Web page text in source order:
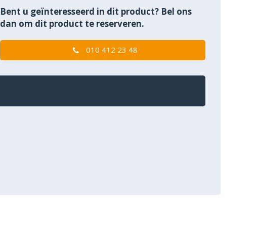
Bent u geïnteresseerd in dit product? Bel ons
dan om dit product te reserveren.
010 412 23 48